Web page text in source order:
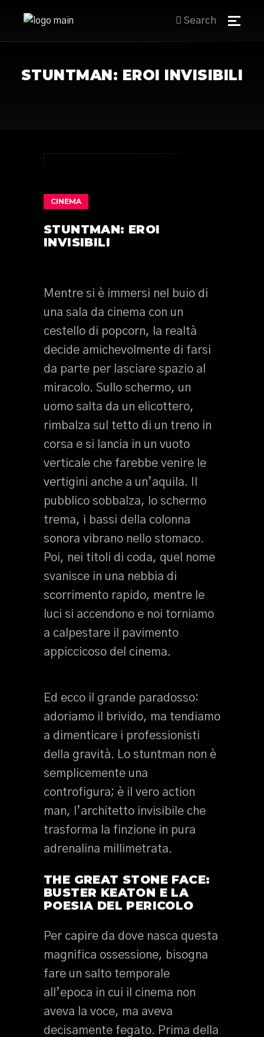
Search
STUNTMAN: EROI INVISIBILI
CINEMA
STUNTMAN: EROI
INVISIBILI
Mentre si è immersi nel buio di
una sala da cinema con un
cestello di popcorn, la realtà
decide amichevolmente di farsi
da parte per lasciare spazio al
miracolo. Sullo schermo, un
uomo salta da un elicottero,
rimbalza sul tetto di un treno in
corsa e si lancia in un vuoto
verticale che farebbe venire le
vertigini anche a un’aquila. Il
pubblico sobbalza, lo schermo
trema, i bassi della colonna
sonora vibrano nello stomaco.
Poi, nei titoli di coda, quel nome
svanisce in una nebbia di
scorrimento rapido, mentre le
luci si accendono e noi torniamo
a calpestare il pavimento
appiccicoso del cinema.
Ed ecco il grande paradosso:
adoriamo il brivido, ma tendiamo
a dimenticare i professionisti
della gravità. Lo stuntman non è
semplicemente una
controfigura; è il vero action
man, l’architetto invisibile che
trasforma la finzione in pura
adrenalina millimetrata.
THE GREAT STONE FACE:
BUSTER KEATON E LA
POESIA DEL PERICOLO
Per capire da dove nasca questa
magnifica ossessione, bisogna
fare un salto temporale
all’epoca in cui il cinema non
aveva la voce, ma aveva
decisamente fegato. Prima della